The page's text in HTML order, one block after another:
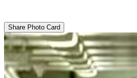
Share Photo Card